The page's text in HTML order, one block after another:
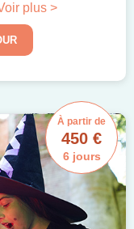
plus >
À partir de
450 €
6 jours